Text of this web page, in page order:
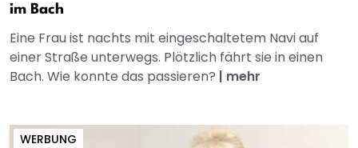
im Bach
Eine Frau ist nachts mit eingeschaltetem Navi auf
einer Straße unterwegs. Plötzlich fährt sie in einen
Bach. Wie konnte das passieren? | mehr
WERBUNG